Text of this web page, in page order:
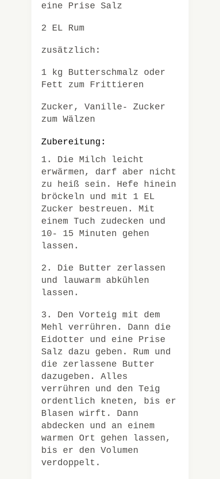
eine Prise Salz
2 EL Rum
zusätzlich:
1 kg Butterschmalz oder
Fett zum Frittieren
Zucker, Vanille- Zucker
zum Wälzen
Zubereitung:
1. Die Milch leicht
erwärmen, darf aber nicht
zu heiß sein. Hefe hinein
bröckeln und mit 1 EL
Zucker bestreuen. Mit
einem Tuch zudecken und
10- 15 Minuten gehen
lassen.
2. Die Butter zerlassen
und lauwarm abkühlen
lassen.
3. Den Vorteig mit dem
Mehl verrühren. Dann die
Eidotter und eine Prise
Salz dazu geben. Rum und
die zerlassene Butter
dazugeben. Alles
verrühren und den Teig
ordentlich kneten, bis er
Blasen wirft. Dann
abdecken und an einem
warmen Ort gehen lassen,
bis er den Volumen
verdoppelt.